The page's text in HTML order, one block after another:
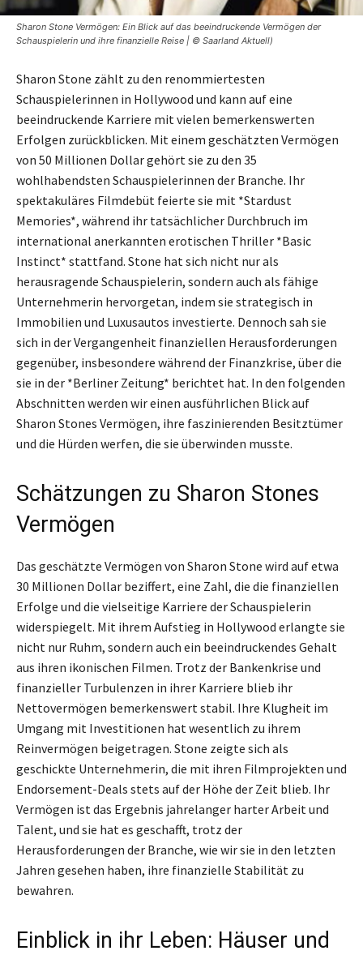
Sharon Stone Vermögen: Ein Blick auf das beeindruckende Vermögen der
Schauspielerin und ihre finanzielle Reise | © Saarland Aktuell)
Sharon Stone zählt zu den renommiertesten
Schauspielerinnen in Hollywood und kann auf eine
beeindruckende Karriere mit vielen bemerkenswerten
Erfolgen zurückblicken. Mit einem geschätzten Vermögen
von 50 Millionen Dollar gehört sie zu den 35
wohlhabendsten Schauspielerinnen der Branche. Ihr
spektakuläres Filmdebüt feierte sie mit *Stardust
Memories*, während ihr tatsächlicher Durchbruch im
international anerkannten erotischen Thriller *Basic
Instinct* stattfand. Stone hat sich nicht nur als
herausragende Schauspielerin, sondern auch als fähige
Unternehmerin hervorgetan, indem sie strategisch in
Immobilien und Luxusautos investierte. Dennoch sah sie
sich in der Vergangenheit finanziellen Herausforderungen
gegenüber, insbesondere während der Finanzkrise, über die
sie in der *Berliner Zeitung* berichtet hat. In den folgenden
Abschnitten werden wir einen ausführlichen Blick auf
Sharon Stones Vermögen, ihre faszinierenden Besitztümer
und die Hürden werfen, die sie überwinden musste.
Schätzungen zu Sharon Stones
Vermögen
Das geschätzte Vermögen von Sharon Stone wird auf etwa
30 Millionen Dollar beziffert, eine Zahl, die die finanziellen
Erfolge und die vielseitige Karriere der Schauspielerin
widerspiegelt. Mit ihrem Aufstieg in Hollywood erlangte sie
nicht nur Ruhm, sondern auch ein beeindruckendes Gehalt
aus ihren ikonischen Filmen. Trotz der Bankenkrise und
finanzieller Turbulenzen in ihrer Karriere blieb ihr
Nettovermögen bemerkenswert stabil. Ihre Klugheit im
Umgang mit Investitionen hat wesentlich zu ihrem
Reinvermögen beigetragen. Stone zeigte sich als
geschickte Unternehmerin, die mit ihren Filmprojekten und
Endorsement-Deals stets auf der Höhe der Zeit blieb. Ihr
Vermögen ist das Ergebnis jahrelanger harter Arbeit und
Talent, und sie hat es geschafft, trotz der
Herausforderungen der Branche, wie wir sie in den letzten
Jahren gesehen haben, ihre finanzielle Stabilität zu
bewahren.
Einblick in ihr Leben: Häuser und